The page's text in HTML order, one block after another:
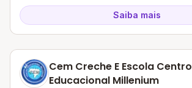
Saiba mais
Cem Creche E Escola Centro
Educacional Millenium